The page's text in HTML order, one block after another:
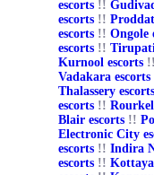
escorts !!
escorts !!
escorts !! Ongole
escorts !!
Kurnool escorts
Vadakara escorts
Thalassery escorts
escorts !!
Blair escorts !!
Electronic City
escorts !! Indira
escorts !!